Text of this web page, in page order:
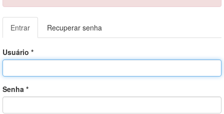
Abas
primárias
Entrar
ativa)
Recuperar senha
Usuário *
Senha *